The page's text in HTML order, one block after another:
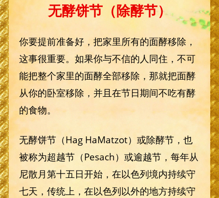
无酵饼节（除酵节）
你要提前准备好，把家里所有的面酵移除，
这事很重要。如果你与不信的人同住，不可
能把整个家里的面酵全部移除，那就把面酵
从你的卧室移除，并且在节日期间不吃有酵
的食物。
无酵饼节（Hag HaMatzot）或除酵节，也
被称为超越节（Pesach）或逾越节，每年从
尼散月第十五日开始，在以色列境内持续守
七天，传统上，在以色列以外的地方持续守